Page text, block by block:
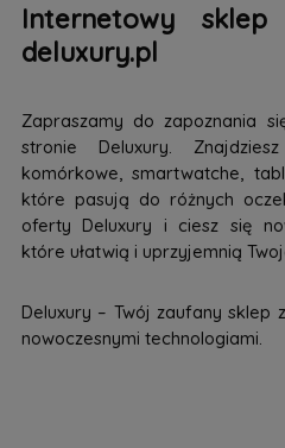
Internetowy
deluxury.pl
Zapraszamy do zapoznania
stronie Deluxury.
komórkowe, smartwatche,
które pasują do różnych
oferty Deluxury i ciesz się
które ułatwią i uprzyjemnią
Deluxury – Twój zaufany sklep
nowoczesnymi technologiami.